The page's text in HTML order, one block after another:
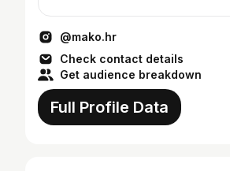
@mako.hr
Check contact details
Get audience breakdown
Full Profile Data